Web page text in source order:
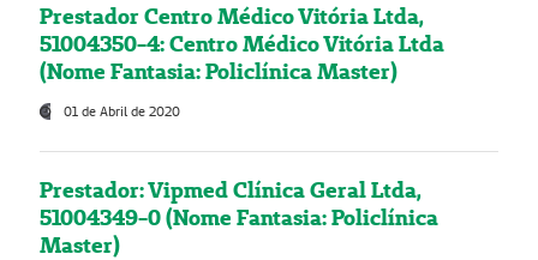
Prestador Centro Médico Vitória Ltda,
51004350-4: Centro Médico Vitória Ltda
(Nome Fantasia: Policlínica Master)
01 de Abril de 2020
Prestador: Vipmed Clínica Geral Ltda,
51004349-0 (Nome Fantasia: Policlínica
Master)